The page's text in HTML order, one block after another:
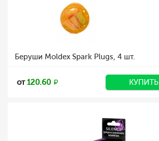
Беруши Moldex Spark Plugs, 4 шт.
от120.60 КУПИТЬ